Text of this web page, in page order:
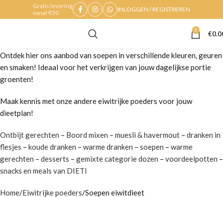
Gratis levering
vanaf €50
INLOGGEN / REGISTREREN
0 €
Ontdek hier ons aanbod van soepen in verschillende kleuren, geuren
en smaken! Ideaal voor het verkrijgen van jouw dagelijkse portie
groenten!
Maak kennis met onze andere eiwitrijke poeders voor jouw
dieetplan!
Ontbijt gerechten – Boord mixen – muesli & havermout – dranken in
flesjes – koude dranken – warme dranken – soepen – warme
gerechten – desserts – gemixte categorie dozen – voordeelpotten –
snacks en meals van DIETI
Home Eiwitrijke poeders Soepen eiwitdieet